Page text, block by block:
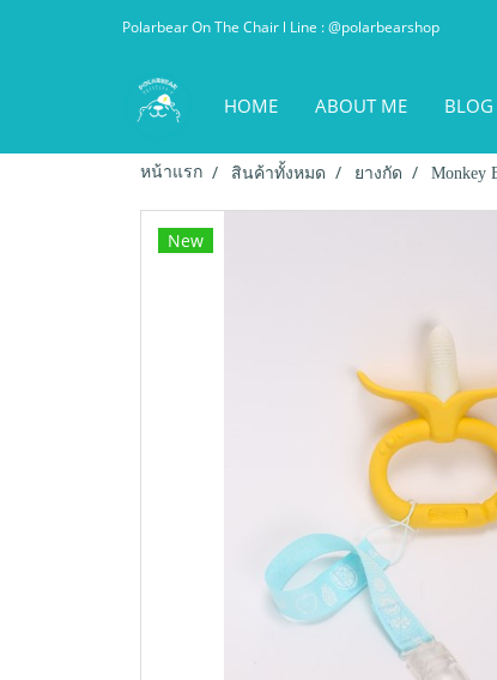
Polarbear On The Chair l Line : @polarbearshop
HOME ABOUT ME BLOG
หน้าแรก สินค้าทั้งหมด ยางกัด Monkey
New